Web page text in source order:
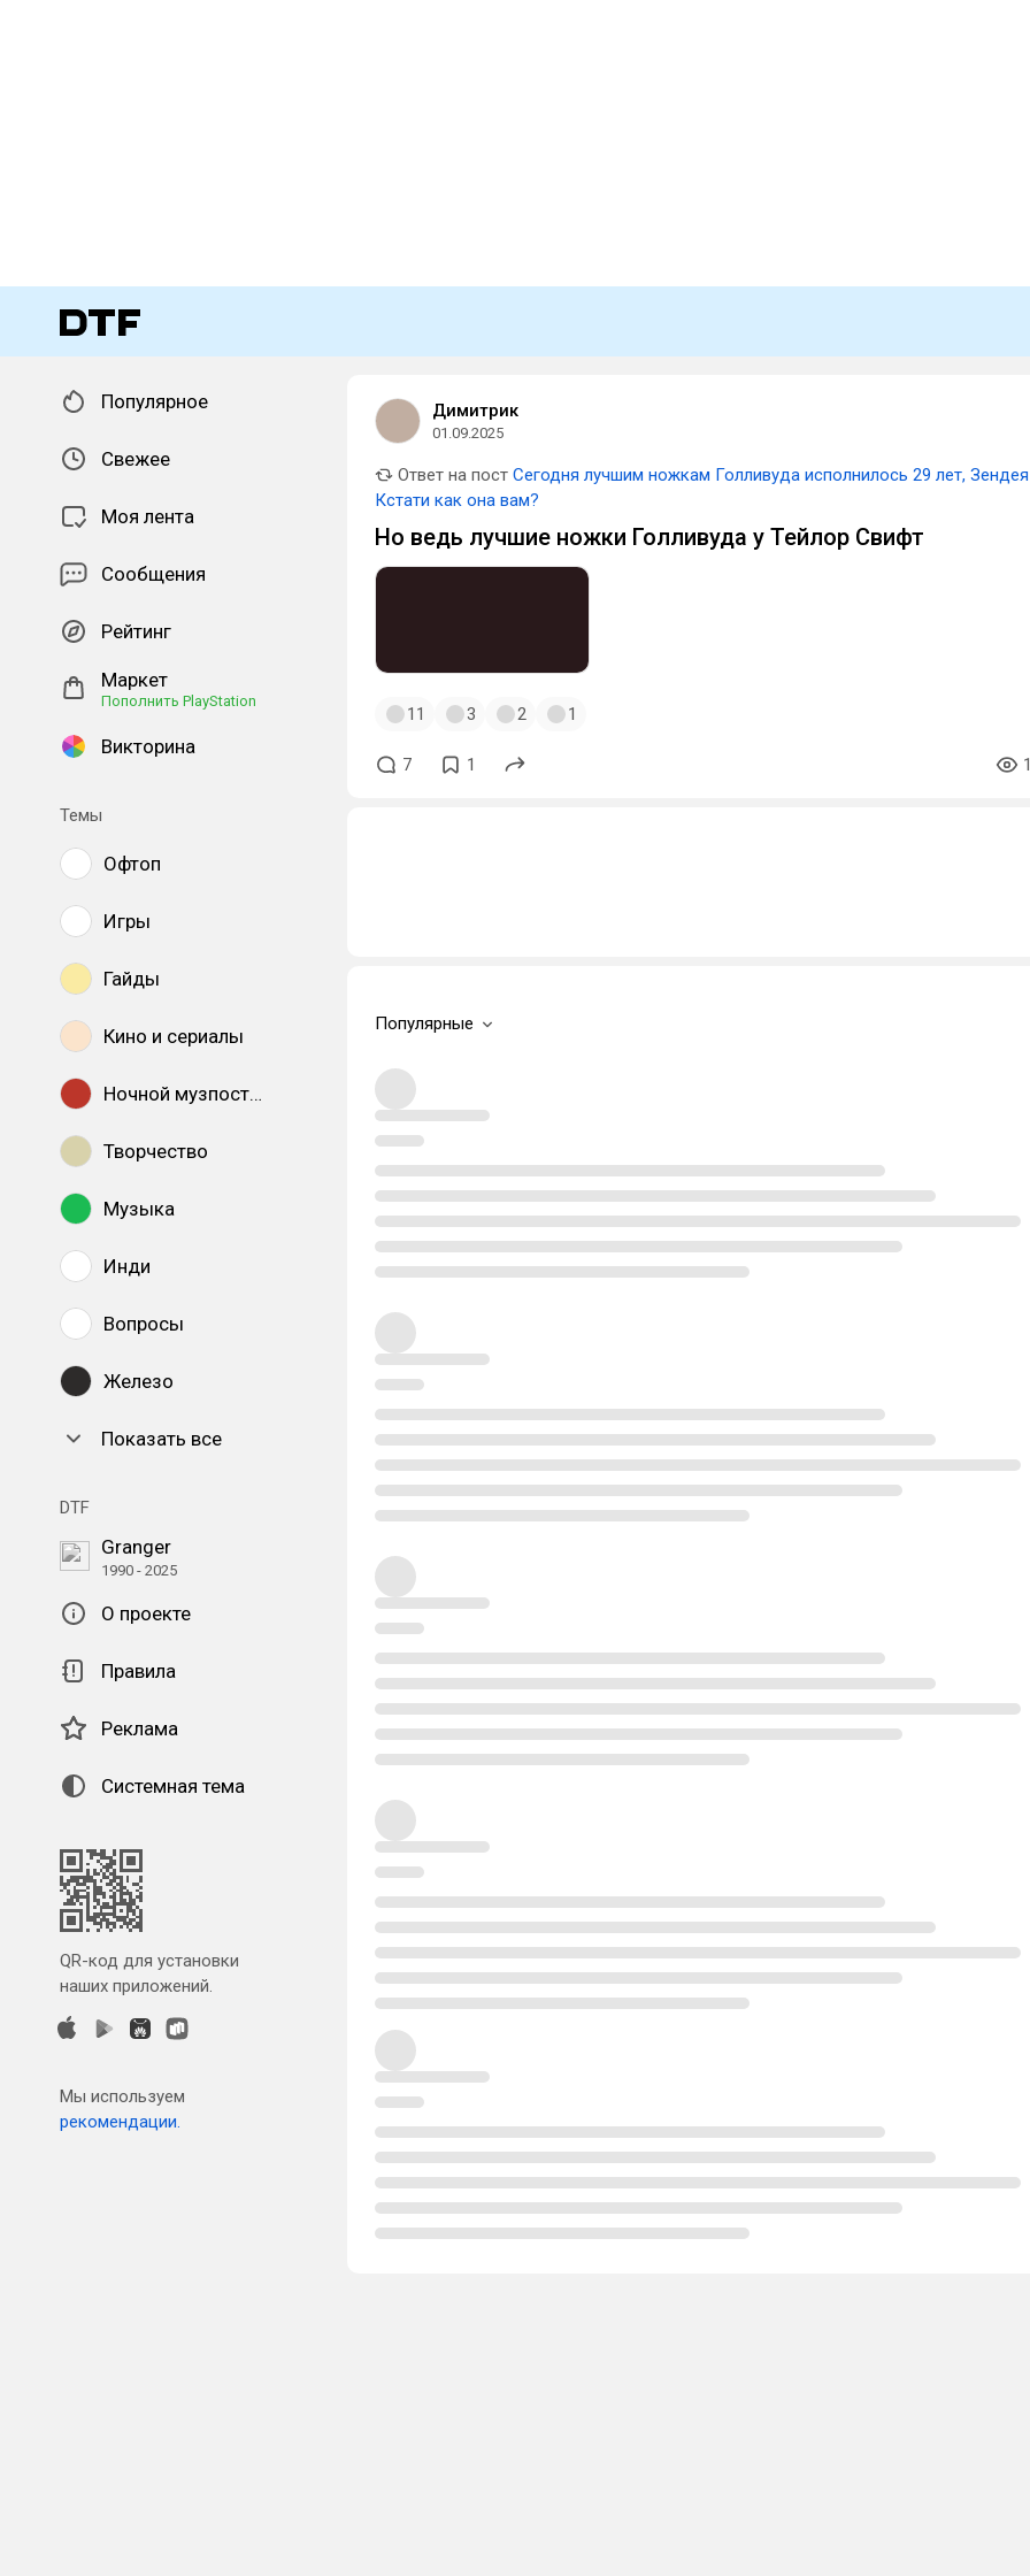
Популярное
Свежее
Моя лента
Сообщения
Рейтинг
Маркет
Пополнить PlayStation
Викторина
Темы
Офтоп
Игры
Гайды
Кино и сериалы
Ночной музпостинг
Творчество
Музыка
Инди
Вопросы
Железо
Показать все
DTF
Granger
1990 - 2025
О проекте
Правила
Реклама
Системная тема
QR-код для установки
наших приложений.
Мы используем
рекомендации.
Димитрик
01.09.2025
Ответ на пост Сегодня лучшим ножкам Голливуда исполнилось 29 лет,
Кстати как она вам?
Но ведь лучшие ножки Голливуда у Тейлор Свифт
11 3 2 1
7 1
Популярные